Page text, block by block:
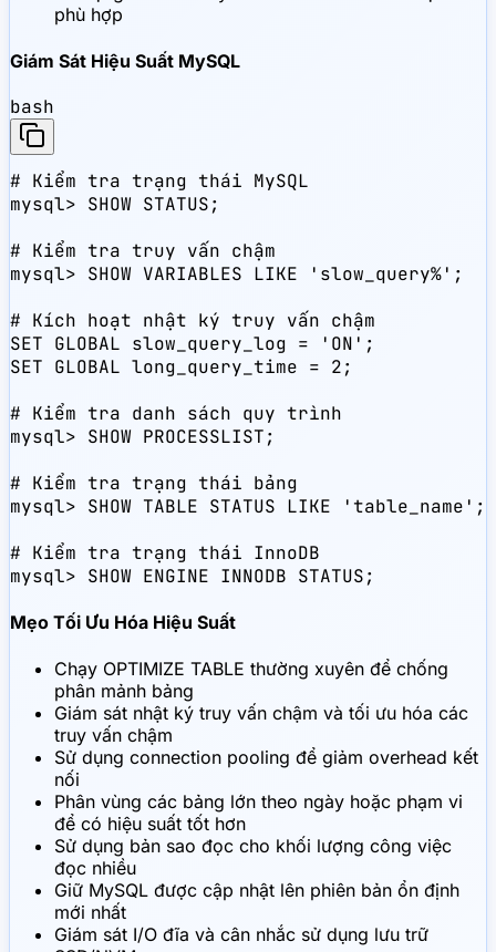
phù hợp
Giám Sát Hiệu Suất MySQL
bash
# Kiểm tra trạng thái MySQL
mysql> SHOW STATUS;
# Kiểm tra truy vấn chậm
mysql> SHOW VARIABLES LIKE 'slow_query%';
# Kích hoạt nhật ký truy vấn chậm
SET GLOBAL slow_query_log = 'ON';
SET GLOBAL long_query_time = 2;
# Kiểm tra danh sách quy trình
mysql> SHOW PROCESSLIST;
# Kiểm tra trạng thái bảng
mysql> SHOW TABLE STATUS LIKE 'table_name';
# Kiểm tra trạng thái InnoDB
mysql> SHOW ENGINE INNODB STATUS;
Mẹo Tối Ưu Hóa Hiệu Suất
Chạy OPTIMIZE TABLE thường xuyên để chống
phân mảnh bảng
Giám sát nhật ký truy vấn chậm và tối ưu hóa các
truy vấn chậm
Sử dụng connection pooling để giảm overhead kết
nối
Phân vùng các bảng lớn theo ngày hoặc phạm vi
để có hiệu suất tốt hơn
Sử dụng bản sao đọc cho khối lượng công việc
đọc nhiều
Giữ MySQL được cập nhật lên phiên bản ổn định
mới nhất
Giám sát I/O đĩa và cân nhắc sử dụng lưu trữ